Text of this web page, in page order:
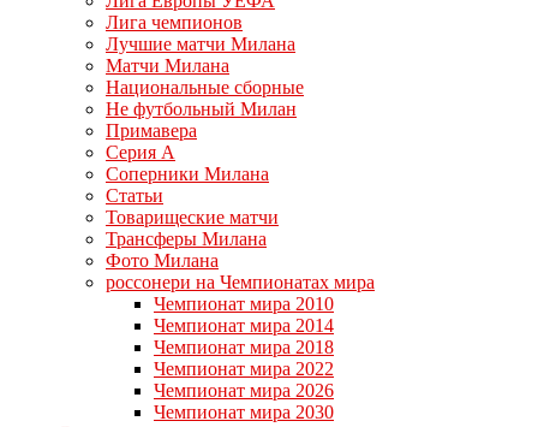
Лига чемпионов
Лучшие матчи Милана
Матчи Милана
Национальные сборные
Не футбольный Милан
Примавера
Серия А
Соперники Милана
Статьи
Товарищеские матчи
Трансферы Милана
Фото Милана
россонери на Чемпионатах мира
Чемпионат мира 2010
Чемпионат мира 2014
Чемпионат мира 2018
Чемпионат мира 2022
Чемпионат мира 2026
Чемпионат мира 2030